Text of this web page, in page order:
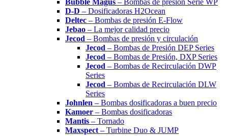
Bubble Magus – Bombas de presión Serie WP
D-D – Dosificadoras H2Ocean
Deltec – Bombas de presión E-Flow
Jebao – La mejor calidad precio
Jecod – Bombas de presión y circulación
Jecod – Bombas de Presión DEP Series
Jecod – Bombas de Presión, DXP Series
Jecod – Bombas de Recirculación DWP
Series
Jecod – Bombas de Recirculación DLW
Series
Johnlen – Bombas dosificadoras a buen precio
Kamoer – Bombas dosificadoras
Mantis – Tornado
Maxspect – Turbine Duo & JUMP